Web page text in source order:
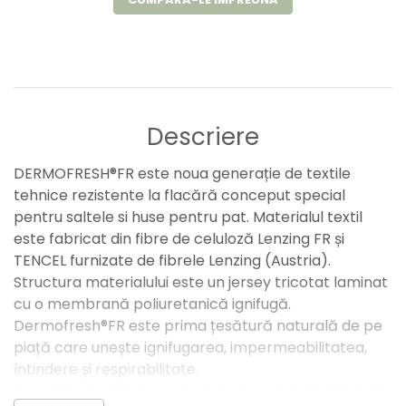
Descriere
DERMOFRESH®FR este noua generație de textile
tehnice rezistente la flacără conceput special
pentru saltele si huse pentru pat. Materialul textil
este fabricat din fibre de celuloză Lenzing FR și
TENCEL furnizate de fibrele Lenzing (Austria).
Structura materialului este un jersey tricotat laminat
cu o membrană poliuretanică ignifugă.
Dermofresh®FR este prima țesătură naturală de pe
piață care unește ignifugarea, impermeabilitatea,
întindere și respirabilitate.